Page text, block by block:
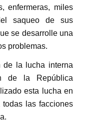
enfermeras, miles
saqueo de sus
se desarrolle una
problemas.
de la lucha interna
de la República
esta lucha en
las facciones